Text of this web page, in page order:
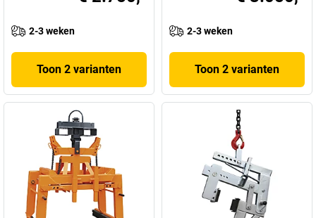
2-3 weken
Toon 2 varianten
2-3 weken
Toon 2 varianten